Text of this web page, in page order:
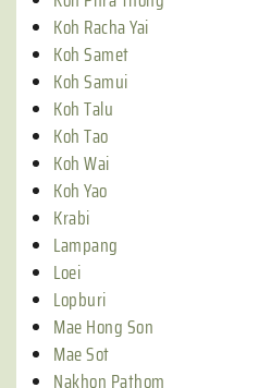
Koh Racha Yai
Koh Samet
Koh Samui
Koh Talu
Koh Tao
Koh Wai
Koh Yao
Krabi
Lampang
Loei
Lopburi
Mae Hong Son
Mae Sot
Nakhon Pathom